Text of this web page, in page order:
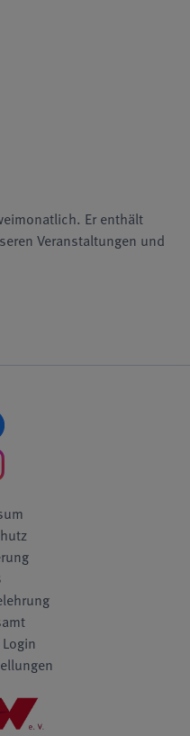
Er enthält
Veranstaltungen und